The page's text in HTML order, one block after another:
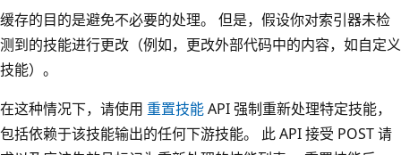
缓存的目的是避免不必要的处理。 但是，假设你对索引器未检
测到的技能进行更改（例如，更改外部代码中的内容，如自定义
技能）。
在这种情况下，请使用 重置技能API 强制重新处理特定技能，
包括依赖于该技能输出的任何下游技能。 此 API 接受 POST 请